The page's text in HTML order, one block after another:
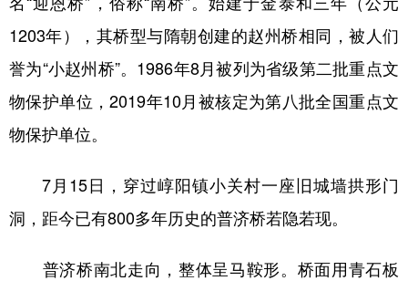
辽宁 吉林 上海 江苏
浙江 安徽 福建 江西
山东 河南 湖北 湖南
四川 贵州 云南 西藏
陕西 甘肃 青海 宁夏
新疆 内蒙古 黑龙江
1203年），其桥型与隋朝创建的赵州桥相同，被人们
誉为“小赵州桥”。1986年8月被列为省级第二批重点文
物保护单位，2019年10月被核定为第八批全国重点文
物保护单位。
7月15日，穿过崞阳镇小关村一座旧城墙拱形门
洞，距今已有800多年历史的普济桥若隐若现。
普济桥南北走向，整体呈马鞍形。桥面用青石板